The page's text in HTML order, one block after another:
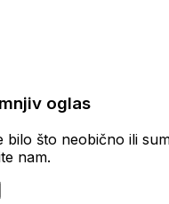
oglas
bilo što neobično ili
nam.